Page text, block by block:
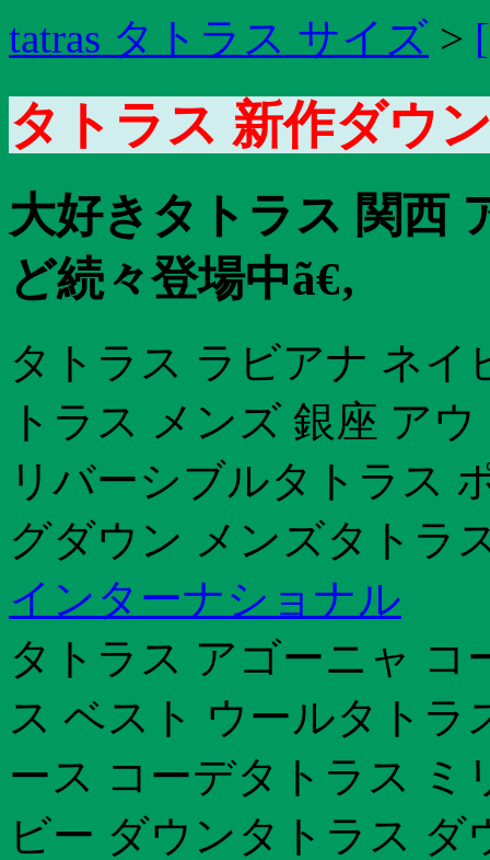
tatras タトラス サイズ >
タトラス 新作ダウ
大好きタトラス 関西
ど続々登場中ã€‚
タトラス ラビアナ ネイ
トラス メンズ 銀座 ア
リバーシブルタトラス
グダウン メンズタトラ
インターナショナル
タトラス アゴーニャ コ
ス ベスト ウールタト
ース コーデタトラス ミ
ビー ダウンタトラス ダ